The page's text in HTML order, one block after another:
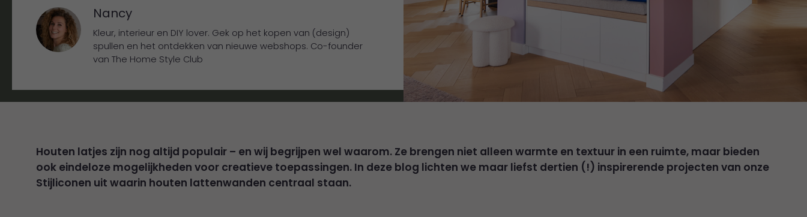
Nancy
Kleur, interieur en DIY lover. Gek op het kopen van (design)
spullen en het ontdekken van nieuwe webshops. Co-founder
van The Home Style Club
Houten latjes zijn nog altijd populair – en wij begrijpen wel waarom. Ze brengen niet alleen warmte en textuur in een ruimte, maar bieden
ook eindeloze mogelijkheden voor creatieve toepassingen. In deze blog lichten we maar liefst dertien (!) inspirerende projecten van onze
Stijliconen uit waarin houten lattenwanden centraal staan.